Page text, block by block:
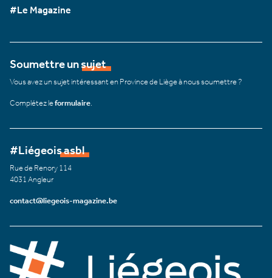
#Le Magazine
Soumettre un sujet
Vous avez un sujet intéressant en Province de Liège à nous soumettre ?
Complétez leformulaire
#Liégeois asbl
Rue de Renory 114
4031 Angleur
contact@liegeois-magazine.be